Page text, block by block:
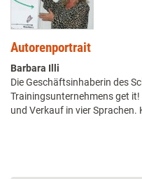
Autorenportrait
Barbara Illi
Die Geschäftsinhaberin des
Trainingsunternehmens get
und Verkauf in vier Sprachen.